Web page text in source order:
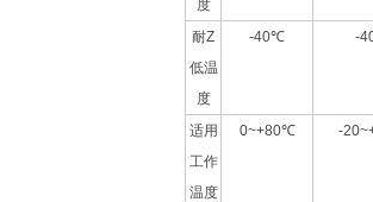
度
耐Z
低温
度
-40℃ -
适用
工作
温度
0~+80℃ -